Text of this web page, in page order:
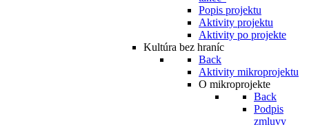
Popis projektu
Aktivity projektu
Aktivity po projekte
Kultúra bez hraníc
Back
Aktivity mikroprojektu
O mikroprojekte
Back
Podpis
zmluvy